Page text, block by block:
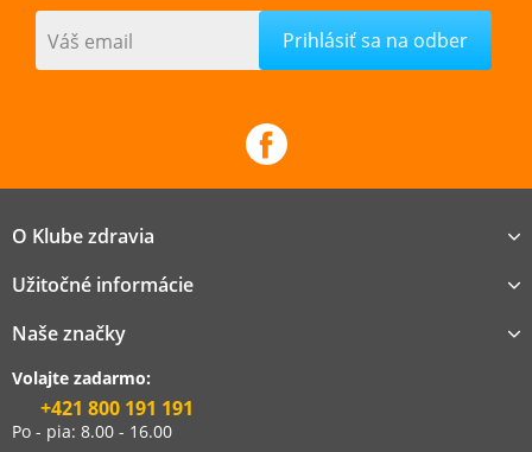
Váš email
O Klube zdravia
Užitočné informácie
Naše značky
Volajte zadarmo:
+421 800 191 191
Po - pia: 8.00 - 16.00